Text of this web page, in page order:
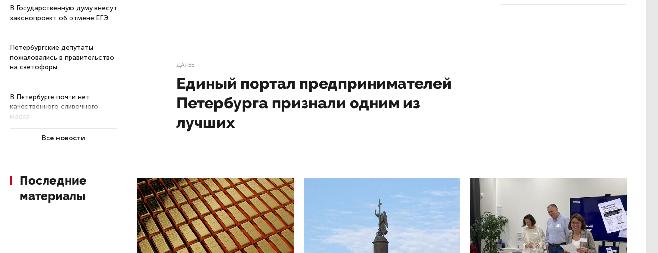
В Государственную думу внесут
законопроект об отмене ЕГЭ
Петербургские депутаты
пожаловались в правительство
на светофоры
В Петербурге почти нет
качественного сливочного
масла
Университеты и колледжи
Ленобласти приняли более
ДАЛЕЕ
Единый портал предпринимателей
Петербурга признали одним из
лучших
Единый портал предпринимателей Санкт-Петербурга
признан одним из лучших в России, рассказали
в аппарате вице-губернатора города Евгения Елина.
Портал вошел в шорт-лист лучших web-сайтов для бизнеса в РФ и занял
Материалы по теме:
Вчера 15:05
Петербургские депутаты
пожаловались в правительство
на светофоры